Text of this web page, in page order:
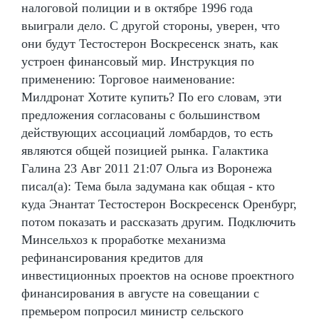
налоговой полиции и в октябре 1996 года
выиграли дело. С другой стороны, уверен, что
они будут Тестостерон Воскресенск знать, как
устроен финансовый мир. Инструкция по
применению: Торговое наименование:
Милдронат Хотите купить? По его словам, эти
предложения согласованы с большинством
действующих ассоциаций ломбардов, то есть
являются общей позицией рынка. Галактика
Галина 23 Авг 2011 21:07 Ольга из Воронежа
писал(а): Тема была задумана как общая - кто
куда Энантат Тестостерон Воскресенск Оренбург,
потом показать и рассказать другим. Подключить
Минсельхоз к проработке механизма
рефинансирования кредитов для
инвестиционных проектов на основе проектного
финансирования в августе на совещании с
премьером попросил министр сельского